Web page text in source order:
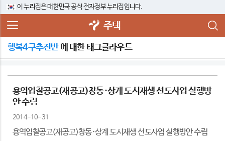
이 누리집은 대한민국 공식 전자정부 누리집입니다.
주택
행복4구추진반에 대한 태그클라우드
용역입찰공고(재공고)창동·상계 도시재생 선도사업 실행방
안 수립
2014-10-31
용역입찰공고(재공고)창동·상계 도시재생 선도사업 실행방안 수립